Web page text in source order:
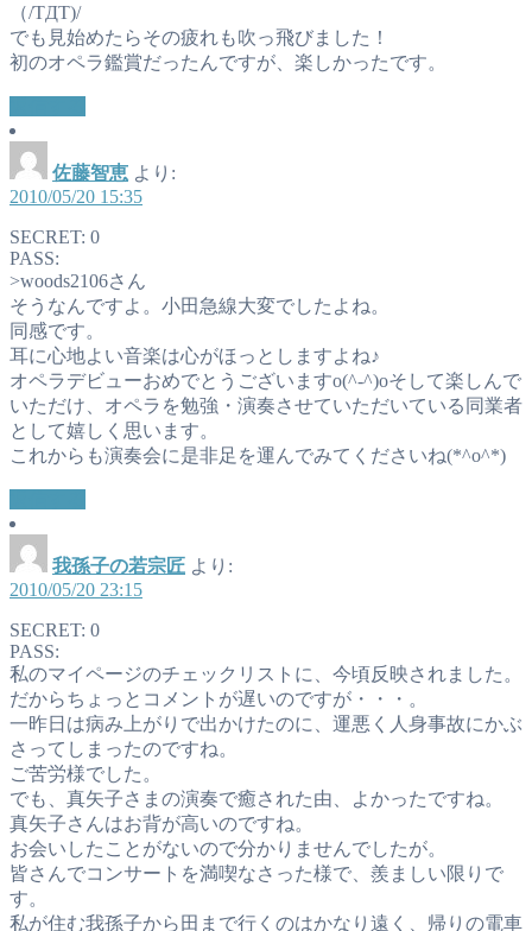
（/TДT)/
でも見始めたらその疲れも吹っ飛びました！
初のオペラ鑑賞だったんですが、楽しかったです。
佐藤智恵 より:
2010/05/20 15:35
SECRET: 0
PASS:
>woods2106さん
そうなんですよ。小田急線大変でしたよね。
同感です。
耳に心地よい音楽は心がほっとしますよね♪
オペラデビューおめでとうございますo(^-^)oそして楽しんで
いただけ、オペラを勉強・演奏させていただいている同業者
として嬉しく思います。
これからも演奏会に是非足を運んでみてくださいね(*^o^*)
我孫子の若宗匠 より:
2010/05/20 23:15
SECRET: 0
PASS:
私のマイページのチェックリストに、今頃反映されました。
だからちょっとコメントが遅いのですが・・・。
一昨日は病み上がりで出かけたのに、運悪く人身事故にかぶ
さってしまったのですね。
ご苦労様でした。
でも、真矢子さまの演奏で癒された由、よかったですね。
真矢子さんはお背が高いのですね。
お会いしたことがないので分かりませんでしたが。
皆さんでコンサートを満喫なさった様で、羨ましい限りで
す。
私が住む我孫子から田まで行くのはかなり遠く、帰りの電車